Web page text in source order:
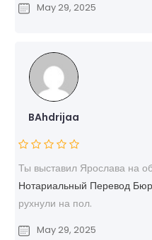
May 29, 2025
BAhdrijaa
Ты выставил Ярослава на
Нотариальный Перевод
рухнули на пол.
May 29, 2025